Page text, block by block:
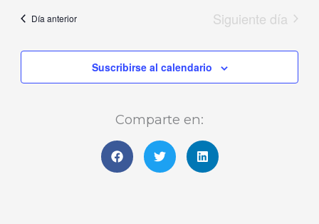
vistas
la Día anterior Siguiente día
Suscribirse al calendario
Comparte en: